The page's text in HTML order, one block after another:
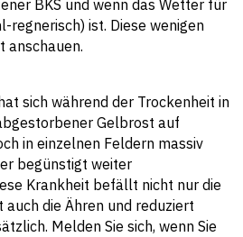
BKS und wenn das Wetter für
regnerisch) ist. Diese wenigen
anschauen.
sich während der Trockenheit in
Gelbrost auf
in einzelnen Feldern massiv
begünstigt weiter
Krankheit befällt nicht nur die
die Ähren und reduziert
Melden Sie sich, wenn Sie